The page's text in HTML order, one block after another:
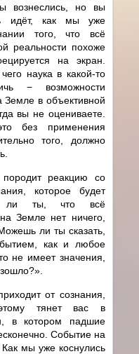
вознеслись, но вы
идёт, как мы уже
того, что всё
реальности похоже
на экран.
наука в какой-то
− возможности
в объективной
вы не оцениваете.
без применения
того, должно
реакцию со
которое будет
ли ты, что всё
Земле нет ничего,
ли ты сказать,
как и любое
не имеет значения,
от сознания,
тянет вас в
в котором падшие
Событие на
мы уже коснулись